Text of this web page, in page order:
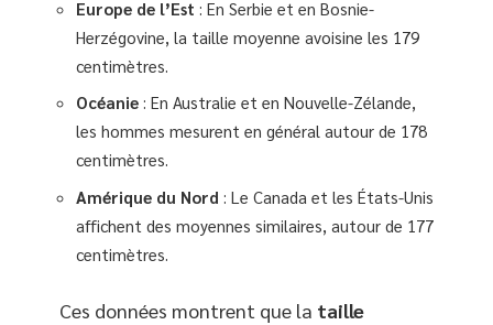
Europe de l’Est : En Serbie et en Bosnie-
Herzégovine, la taille moyenne avoisine les 179
centimètres.
Océanie : En Australie et en Nouvelle-Zélande,
les hommes mesurent en général autour de 178
centimètres.
Amérique du Nord : Le Canada et les États-Unis
affichent des moyennes similaires, autour de 177
centimètres.
Ces données montrent que la taille